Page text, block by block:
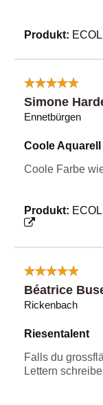
Produkt:
Simone
Ennetbürgen
Coole
Coole Farbe
Produkt:
Béatrice
Rickenbach
Riesentalent
Falls du
Lettern